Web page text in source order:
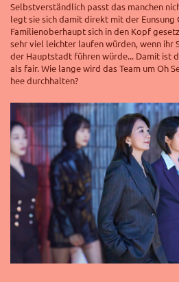
Selbstverständlich passt das manchen
legt sie sich damit direkt mit der Eunsung
Familienoberhaupt sich in den Kopf
sehr viel leichter laufen würden, wenn ihr
der Hauptstadt führen würde... Damit ist
als fair. Wie lange wird das Team um Oh
hee durchhalten?